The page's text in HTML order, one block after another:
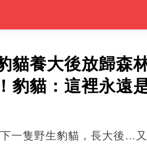
貓養大後放歸森
豹貓：這裡永遠
一隻野生豹貓，長大後…又